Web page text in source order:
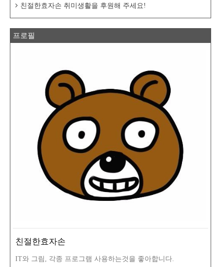
친절한효자손 취미생활을 후원해 주세요!
프로필
친절한효자손
IT와 그림, 각종 프로그램 사용하는것을 좋아합니다.